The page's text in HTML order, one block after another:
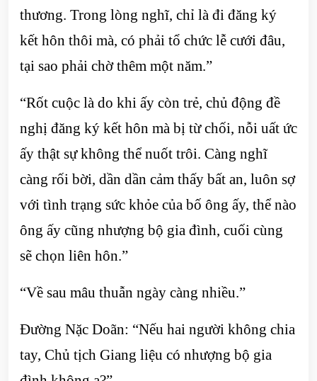
thương. Trong lòng nghĩ, chỉ là đi đăng ký
kết hôn thôi mà, có phải tổ chức lễ cưới đâu,
tại sao phải chờ thêm một năm.”
“Rốt cuộc là do khi ấy còn trẻ, chủ động đề
nghị đăng ký kết hôn mà bị từ chối, nỗi uất ức
ấy thật sự không thể nuốt trôi. Càng nghĩ
càng rối bời, dần dần cảm thấy bất an, luôn sợ
với tình trạng sức khỏe của bố ông ấy, thể nào
ông ấy cũng nhượng bộ gia đình, cuối cùng
sẽ chọn liên hôn.”
“Về sau mâu thuẫn ngày càng nhiều.”
Đường Nặc Doãn: “Nếu hai người không chia
tay, Chủ tịch Giang liệu có nhượng bộ gia